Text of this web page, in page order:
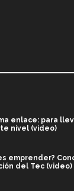
enlace: para
nivel (video)
emprender?
del Tec (video)